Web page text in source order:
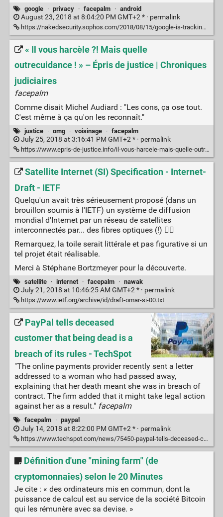
google · privacy · facepalm · android
August 23, 2018 at 8:04:20 PM GMT+2 * · permalink
https://nakedsecurity.sophos.com/2018/08/15/google-is-tracking-your-location-even-when-the-setting-is-turned-off/
« Il vous harcèle ?! Mais quelle
outrecuidance ! » – Épris de justice | Chroniques
judiciaires
facepalm
Comme disait Michel Audiard : "Les cons, ça ose tout.
C'est même à ça qu'on les reconnaît."
justice · omg · voisinage · facepalm
July 25, 2018 at 3:16:41 PM GMT+2 * · permalink
https://www.epris-de-justice.info/il-vous-harcele-mais-quelle-outrecuidance/
Satellite Internet (SI) Specification - Internet-
Draft - IETF
Quelqu'un avait très sérieusement proposé (dans un
brouillon soumis à l'IETF) un système de diffusion
mondial d'Internet par un réseau de satellites
interconnectés par... des fibres optiques (!) 🤦‍♂️
Remarquez, la toile serait littérale et pas figurative si un
tel projet était réalisable.
Merci à Stéphane Bortzmeyer pour la découverte.
satellite · internet · facepalm · nawak
July 21, 2018 at 10:46:25 AM GMT+2 * · permalink
https://www.ietf.org/archive/id/draft-omar-si-00.txt
PayPal tells deceased
customer that being dead is a
breach of its rules - TechSpot
"The online payments provider recently sent a letter
addressed to a woman who had passed away,
explaining that her death meant she was in breach of
contract. The firm added that it might take legal action
against her as a result." facepalm
facepalm · paypal
July 14, 2018 at 8:22:00 PM GMT+2 * · permalink
https://www.techspot.com/news/75450-paypal-tells-deceased-customer-dead-breach-rules.html
Définition d'une "mining farm" (de
cryptomonnaies) selon le 20 Minutes
Je cite : « des ordinateurs mis en commun, dont la
puissance de calcul est au service de la société Bitcoin
qui les rémunère avec sa devise. »